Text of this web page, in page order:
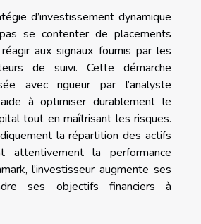
d’investissement dynamique
se contenter de placements
aux signaux fournis par les
de suivi. Cette démarche
avec rigueur par l’analyste
à optimiser durablement le
tout en maîtrisant les risques.
la répartition des actifs
attentivement la performance
l’investisseur augmente ses
ses objectifs financiers à